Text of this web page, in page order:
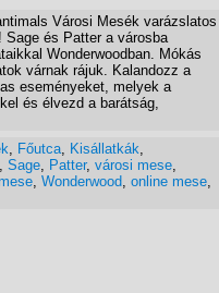
Városi Mesék varázslatos
Sage és Patter a városba
Wonderwoodban. Mókás
várnak rájuk. Kalandozz a
eseményeket, melyek a
és élvezd a barátság,
, Főutca, Kisállatkák,
, Sage, Patter, városi mese,
, Wonderwood, online mese,